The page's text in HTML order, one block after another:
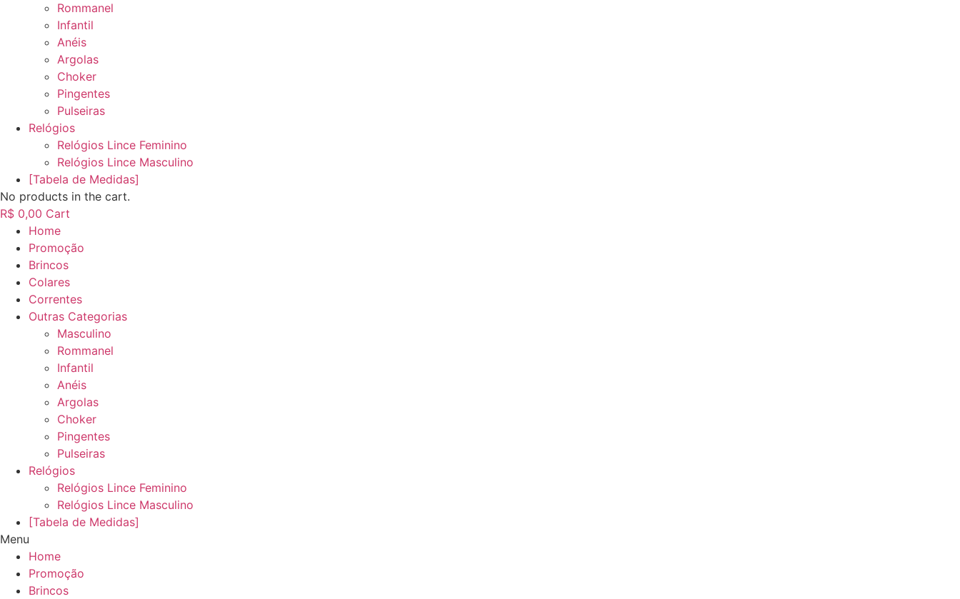
Rommanel
Infantil
Anéis
Argolas
Choker
Pingentes
Pulseiras
Relógios
Relógios Lince Feminino
Relógios Lince Masculino
[Tabela de Medidas]
No products in the cart.
R$ 0,00 Cart
Home
Promoção
Brincos
Colares
Correntes
Outras Categorias
Masculino
Rommanel
Infantil
Anéis
Argolas
Choker
Pingentes
Pulseiras
Relógios
Relógios Lince Feminino
Relógios Lince Masculino
[Tabela de Medidas]
Menu
Home
Promoção
Brincos